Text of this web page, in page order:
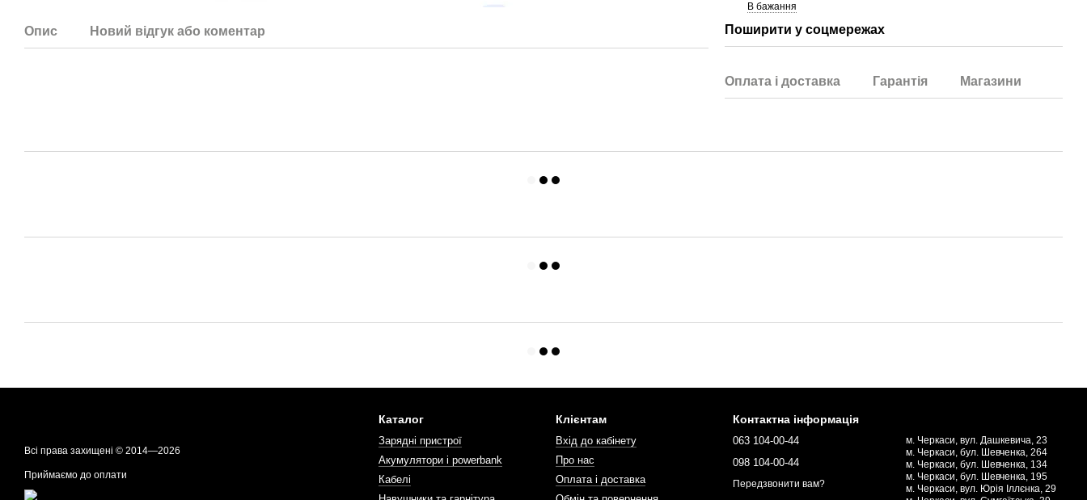
Опис Новий відгук або коментар
В бажання
Поширити у соцмережах
Оплата і доставка Гарантія Магазини
Всі права захищені © 2014—2026
Приймаємо до оплати
Каталог
Зарядні пристрої
Акумулятори і powerbank
Кабелі
Клієнтам
Вхід до кабінету
Про нас
Оплата і доставка
Контактна інформація
063 104-00-44
098 104-00-44
Передзвонити вам?
м. Черкаси, вул. Дашкевича, 23
м. Черкаси, бул. Шевченка, 264
м. Черкаси, бул. Шевченка, 134
м. Черкаси, бул. Шевченка, 195
м. Черкаси, вул. Юрія Іллєнка, 29